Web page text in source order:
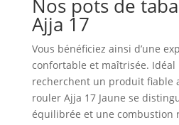
Nos pots de
Ajja 17
Vous bénéficiez ainsi d’une
confortable et maîtrisée. Idéal
recherchent un produit fiable
rouler Ajja 17 Jaune se
équilibrée et une combustion